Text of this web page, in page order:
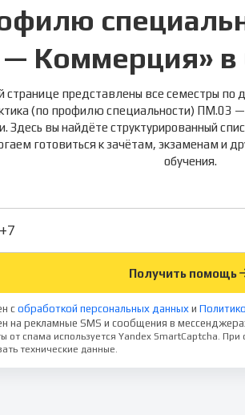
— Коммерция» в
странице представлены все семестры по
(по профилю специальности) ПМ.03
Здесь вы найдёте структурированный
готовиться к зачётам, экзаменам и
обучения.
Получить помощь
с обработкой персональных данных и
на рекламные SMS и сообщения в
от спама используется Yandex SmartCaptcha.
технические данные.